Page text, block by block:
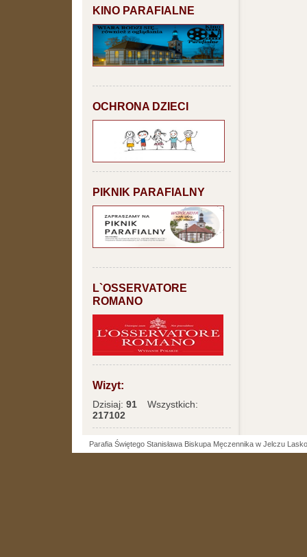
KINO PARAFIALNE
OCHRONA DZIECI
PIKNIK PARAFIALNY
L`OSSERVATORE
ROMANO
Wizyt:
Dzisiaj: 91
Wszystkich:
217102
Parafia Świętego Stanisława Biskupa Męczennika w Jelczu